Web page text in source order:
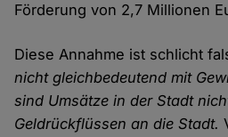
Förderung von 2,7 Millionen
Diese Annahme ist schlicht
nicht gleichbedeutend mit
sind Umsätze in der Stadt
Geldrückflüssen an die Stadt.